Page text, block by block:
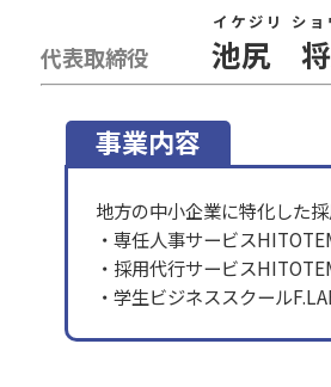
代表取締役 池尻
イケジリ ショ
事業内容
地方の中小企業に特化した
・専任人事サービス
・採用代行サービス
・学生ビジネススクール